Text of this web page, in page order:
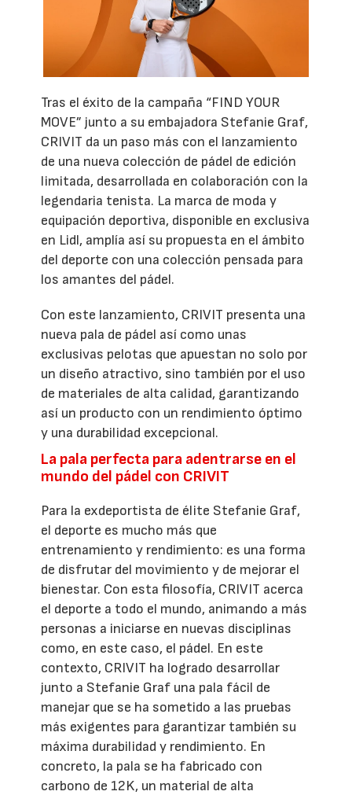
Tras el éxito de la campaña “FIND YOUR
MOVE” junto a su embajadora Stefanie Graf,
CRIVIT da un paso más con el lanzamiento
de una nueva colección de pádel de edición
limitada, desarrollada en colaboración con la
legendaria tenista. La marca de moda y
equipación deportiva, disponible en exclusiva
en Lidl, amplía así su propuesta en el ámbito
del deporte con una colección pensada para
los amantes del pádel.
Con este lanzamiento, CRIVIT presenta una
nueva pala de pádel así como unas
exclusivas pelotas que apuestan no solo por
un diseño atractivo, sino también por el uso
de materiales de alta calidad, garantizando
así un producto con un rendimiento óptimo
y una durabilidad excepcional.
La pala perfecta para adentrarse en el
mundo del pádel con CRIVIT
Para la exdeportista de élite Stefanie Graf,
el deporte es mucho más que
entrenamiento y rendimiento: es una forma
de disfrutar del movimiento y de mejorar el
bienestar. Con esta filosofía, CRIVIT acerca
el deporte a todo el mundo, animando a más
personas a iniciarse en nuevas disciplinas
como, en este caso, el pádel. En este
contexto, CRIVIT ha logrado desarrollar
junto a Stefanie Graf una pala fácil de
manejar que se ha sometido a las pruebas
más exigentes para garantizar también su
máxima durabilidad y rendimiento. En
concreto, la pala se ha fabricado con
carbono de 12K, un material de alta